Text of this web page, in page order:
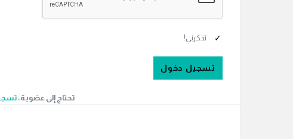
تذكرني!
تحتاج إلى عضوية،